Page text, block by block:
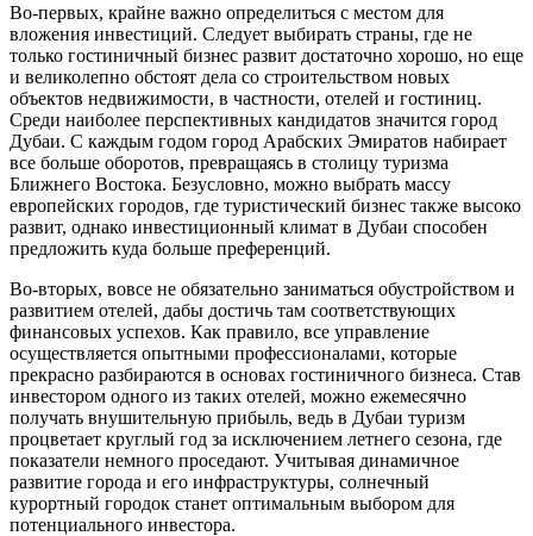
Во-первых, крайне важно определиться с местом для
вложения инвестиций. Следует выбирать страны, где не
только гостиничный бизнес развит достаточно хорошо, но еще
и великолепно обстоят дела со строительством новых
объектов недвижимости, в частности, отелей и гостиниц.
Среди наиболее перспективных кандидатов значится город
Дубаи. С каждым годом город Арабских Эмиратов набирает
все больше оборотов, превращаясь в столицу туризма
Ближнего Востока. Безусловно, можно выбрать массу
европейских городов, где туристический бизнес также высоко
развит, однако инвестиционный климат в Дубаи способен
предложить куда больше преференций.
Во-вторых, вовсе не обязательно заниматься обустройством и
развитием отелей, дабы достичь там соответствующих
финансовых успехов. Как правило, все управление
осуществляется опытными профессионалами, которые
прекрасно разбираются в основах гостиничного бизнеса. Став
инвестором одного из таких отелей, можно ежемесячно
получать внушительную прибыль, ведь в Дубаи туризм
процветает круглый год за исключением летнего сезона, где
показатели немного проседают. Учитывая динамичное
развитие города и его инфраструктуры, солнечный
курортный городок станет оптимальным выбором для
потенциального инвестора.